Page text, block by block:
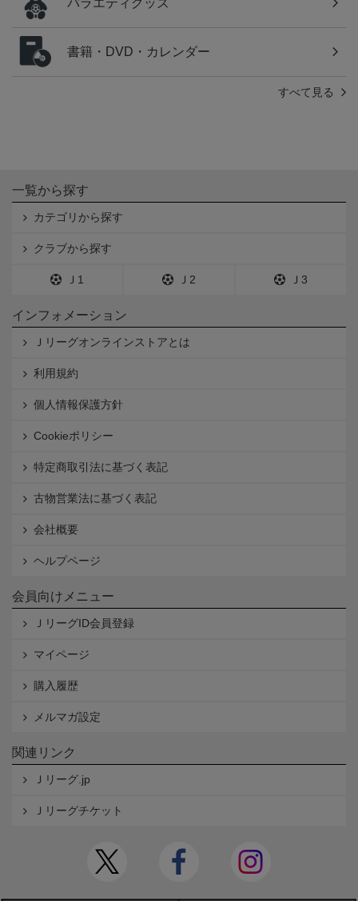
バラエティグッズ
書籍・DVD・カレンダー
すべて見る
一覧から探す
カテゴリから探す
クラブから探す
Ｊ1 Ｊ2 Ｊ3
インフォメーション
Ｊリーグオンラインストアとは
利用規約
個人情報保護方針
Cookieポリシー
特定商取引法に基づく表記
古物営業法に基づく表記
会社概要
ヘルプページ
会員向けメニュー
ＪリーグID会員登録
マイページ
購入履歴
メルマガ設定
関連リンク
Ｊリーグ.jp
Ｊリーグチケット